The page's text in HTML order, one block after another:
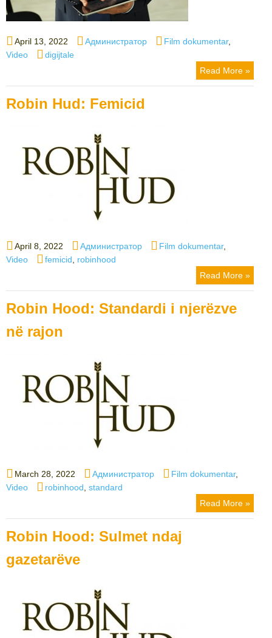
Posted
on
April 13, 2022 Author
Администратор Categories
Film dokumentar,
Video
Tags
digijtale
Read More »
Robin Hud: Femicid
Posted
on
April 8, 2022 Author
Администратор Categories
Film dokumentar,
Video
Tags
femicid
robinhood
Read More »
Robin Hood: Standardi i njerëzve
në rajon
Posted
on
March 28, 2022 Author
Администратор Categories
Film dokumentar,
Video
Tags
robinhood standard
Read More »
Robin Hood: Sulmet ndaj
gazetarëve